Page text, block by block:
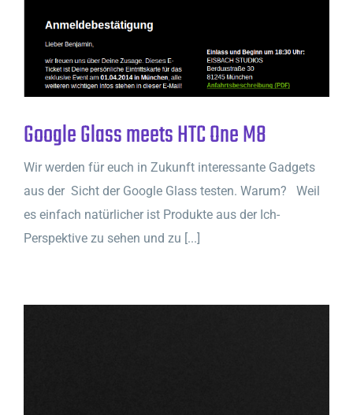
Google Glass meets HTC One M8
Wir werden für euch in Zukunft interessante Gadgets
aus der Sicht der Google Glass testen. Warum? Weil
es einfach natürlicher ist Produkte aus der Ich-
Perspektive zu sehen und zu [...]